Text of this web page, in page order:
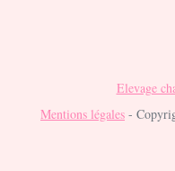
Elevage
Mentions légales -